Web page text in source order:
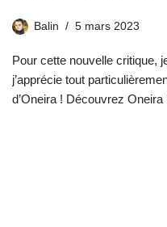
Balin 5 mars 2023
Pour cette nouvelle critique,
j’apprécie tout
d’Oneira ! Découvrez